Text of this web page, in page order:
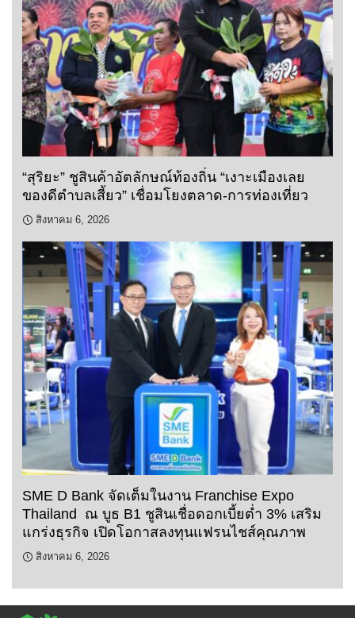
“สุริยะ” ชูสินค้าอัตลักษณ์ท้องถิ่น “เงาะเมืองเลย
ของดีตำบลเสี้ยว” เชื่อมโยงตลาด-การท่องเที่ยว
สิงหาคม 6, 2026
SME D Bank จัดเต็มในงาน Franchise Expo
Thailand ณ บูธ B1 ชูสินเชื่อดอกเบี้ยต่ำ 3% เสริม
แกร่งธุรกิจ เปิดโอกาสลงทุนแฟรนไชส์คุณภาพ
สิงหาคม 6, 2026